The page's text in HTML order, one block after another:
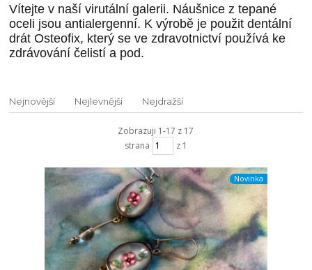
Vítejte v naší virutální galerii. Náušnice z tepané
oceli jsou antialergenní. K výrobě je použit dentální
drát Osteofix, který se ve zdravotnictví používá ke
zdrávování čelistí a pod.
Nejnovější Nejlevnější Nejdražší
Zobrazuji 1-17 z 17
strana
z 1
Novinka